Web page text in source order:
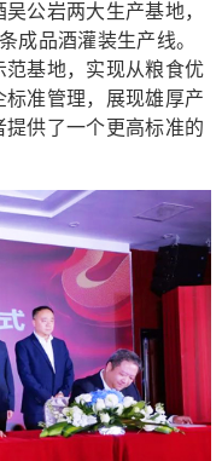
公岩两大生产基地，
成品酒灌装生产线。
范基地，实现从粮食优
准管理，展现雄厚产
供了一个更高标准的